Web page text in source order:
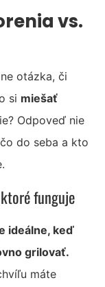
vs.
otázka, či
si miešať
Odpoveď nie
do seba a kto
funguje
ideálne, keď
grilovať.
máte